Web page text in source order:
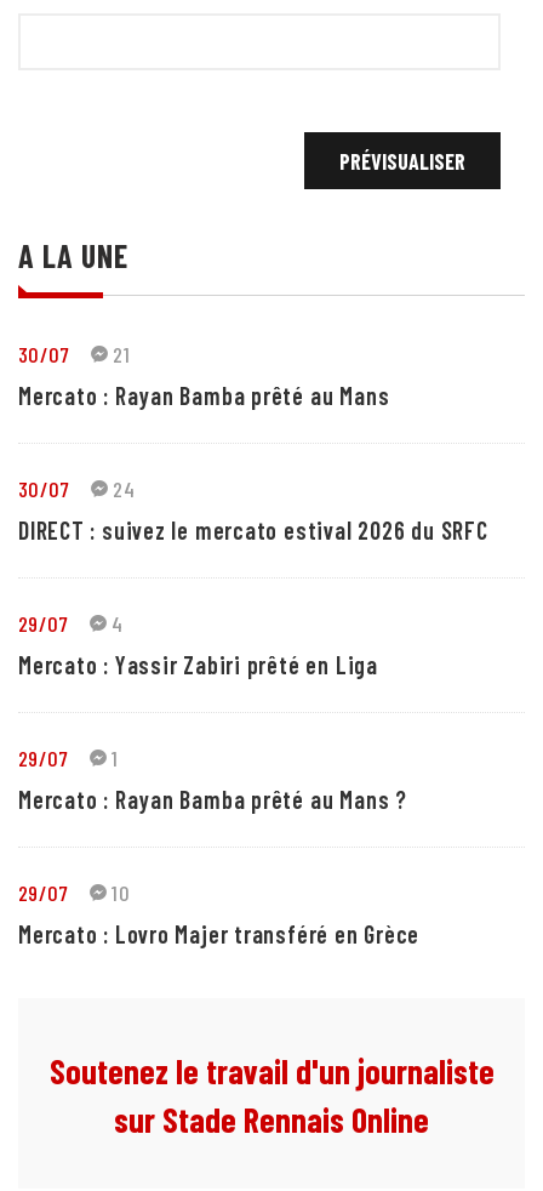
A LA UNE
30/07 21
Mercato : Rayan Bamba prêté au Mans
30/07 24
DIRECT : suivez le mercato estival 2026 du SRFC
29/07 4
Mercato : Yassir Zabiri prêté en Liga
29/07 1
Mercato : Rayan Bamba prêté au Mans ?
29/07 10
Mercato : Lovro Majer transféré en Grèce
Soutenez le travail d'un journaliste
sur Stade Rennais Online